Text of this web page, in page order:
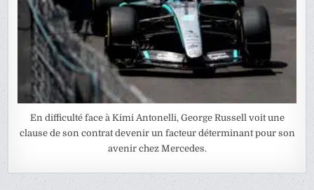
En difficulté face à Kimi Antonelli, George Russell voit une
clause de son contrat devenir un facteur déterminant pour son
avenir chez Mercedes.